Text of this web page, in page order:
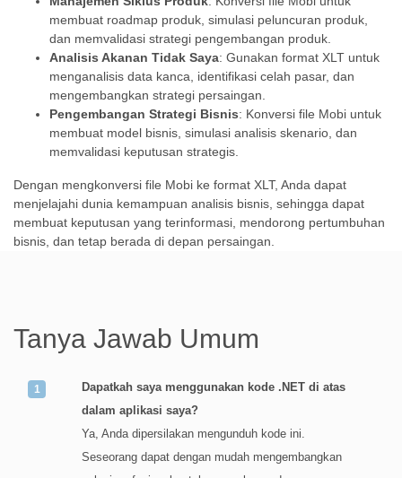
membuat roadmap produk, simulasi peluncuran produk,
dan memvalidasi strategi pengembangan produk.
Analisis Akanan Tidak Saya: Gunakan format XLT untuk
menganalisis data kanca, identifikasi celah pasar, dan
mengembangkan strategi persaingan.
Pengembangan Strategi Bisnis: Konversi file Mobi untuk
membuat model bisnis, simulasi analisis skenario, dan
memvalidasi keputusan strategis.
Dengan mengkonversi file Mobi ke format XLT, Anda dapat
menjelajahi dunia kemampuan analisis bisnis, sehingga dapat
membuat keputusan yang terinformasi, mendorong pertumbuhan
bisnis, dan tetap berada di depan persaingan.
Tanya Jawab Umum
Dapatkah saya menggunakan kode .NET di atas
dalam aplikasi saya?
Ya, Anda dipersilakan mengunduh kode ini.
Seseorang dapat dengan mudah mengembangkan